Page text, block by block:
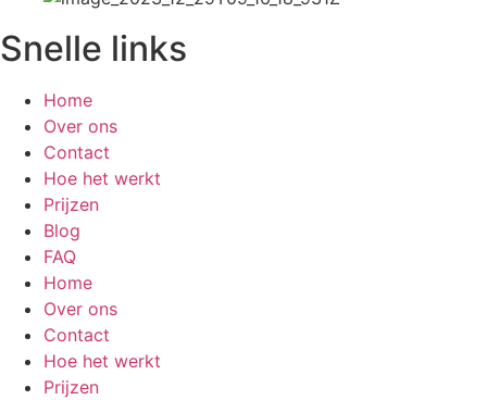
Snelle links
Home
Over ons
Contact
Hoe het werkt
Prijzen
Blog
FAQ
Home
Over ons
Contact
Hoe het werkt
Prijzen